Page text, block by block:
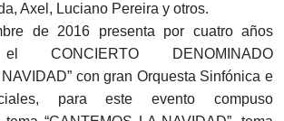
Axel, Luciano Pereira y otros.
de 2016 presenta por cuatro años
CONCIERTO DENOMINADO
con gran Orquesta Sinfónica e
para este evento compuso